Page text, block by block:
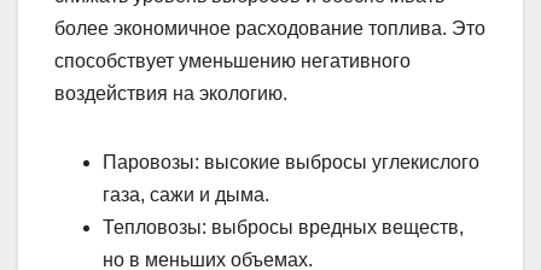
более экономичное расходование топлива. Это
способствует уменьшению негативного
воздействия на экологию.
Паровозы: высокие выбросы углекислого
газа, сажи и дыма.
Тепловозы: выбросы вредных веществ,
но в меньших объемах.